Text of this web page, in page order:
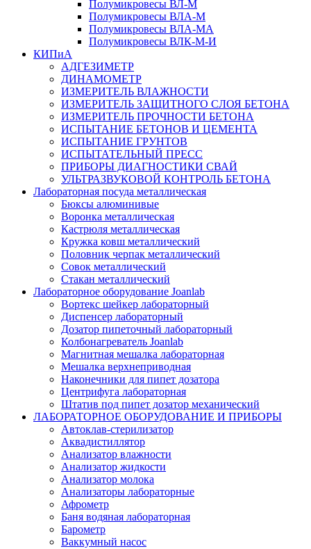
Полумикровесы ВЛ-М
Полумикровесы ВЛА-М
Полумикровесы ВЛА-МА
Полумикровесы ВЛК-М-И
КИПиА
АДГЕЗИМЕТР
ДИНАМОМЕТР
ИЗМЕРИТЕЛЬ ВЛАЖНОСТИ
ИЗМЕРИТЕЛЬ ЗАЩИТНОГО СЛОЯ БЕТОНА
ИЗМЕРИТЕЛЬ ПРОЧНОСТИ БЕТОНА
ИСПЫТАНИЕ БЕТОНОВ И ЦЕМЕНТА
ИСПЫТАНИЕ ГРУНТОВ
ИСПЫТАТЕЛЬНЫЙ ПРЕСС
ПРИБОРЫ ДИАГНОСТИКИ СВАЙ
УЛЬТРАЗВУКОВОЙ КОНТРОЛЬ БЕТОНА
Лабораторная посуда металлическая
Бюксы алюминивые
Воронка металлическая
Кастрюля металлическая
Кружка ковш металлический
Половник черпак металлический
Совок металлический
Стакан металлический
Лабораторное оборудование Joanlab
Вортекс шейкер лабораторный
Диспенсер лабораторный
Дозатор пипеточный лабораторный
Колбонагреватель Joanlab
Магнитная мешалка лабораторная
Мешалка верхнеприводная
Наконечники для пипет дозатора
Центрифуга лабораторная
Штатив под пипет дозатор механический
ЛАБОРАТОРНОЕ ОБОРУДОВАНИЕ И ПРИБОРЫ
Автоклав-стерилизатор
Аквадистиллятор
Анализатор влажности
Анализатор жидкости
Анализатор молока
Анализаторы лабораторные
Афрометр
Баня водяная лабораторная
Барометр
Ваккумный насос